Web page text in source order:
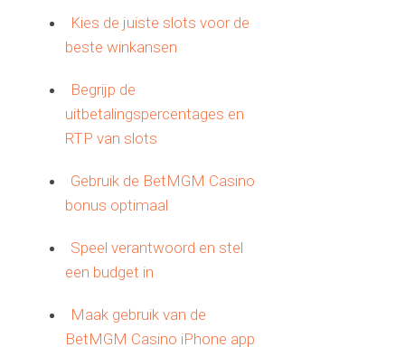
Kies de juiste slots voor de
beste winkansen
Begrijp de
uitbetalingspercentages en
RTP van slots
Gebruik de BetMGM Casino
bonus optimaal
Speel verantwoord en stel
een budget in
Maak gebruik van de
BetMGM Casino iPhone app